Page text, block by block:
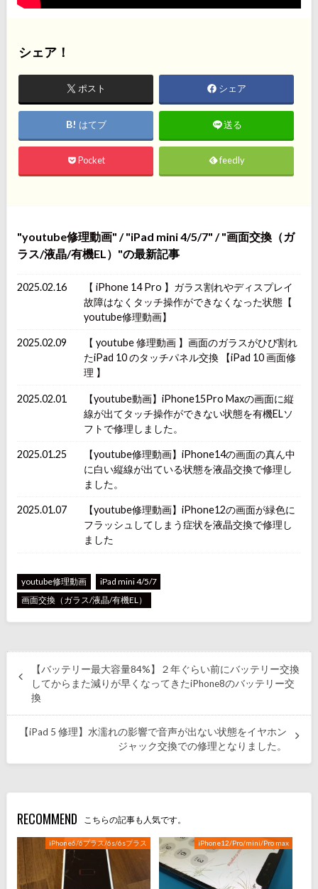
シェア！
ポスト シェア
はてブ 送る
Pocket feedly
youtube修理動画 / iPad mini 4/5/7 / 画面交換（ガ
ラス/液晶/有機EL）
の最新記事
2025.02.16
【 iPhone 14 Pro 】ガラス割れやディスプレイ
故障はなくタッチ操作ができなくなった状態【
youtube修理動画】
2025.02.09
【 youtube 修理動画 】画面のガラスがひび割れ
たiPad 10 のタッチパネル交換 【iPad 10 画面修
理 】
2025.02.01
【youtube動画】iPhone15Pro Maxの画面に縦
線が出てタッチ操作ができない状態を有機ELソ
フトで修理しました。
2025.01.25
【youtube修理動画】iPhone14の画面の真ん中
に白い縦線が出ている状態を液晶交換で修理し
ました。
2025.01.07
【youtube修理動画】iPhone12の画面が緑色に
フラッシュしてしまう症状を液晶交換で修理し
ました
youtube修理動画
iPad mini 4/5/7
画面交換（ガラス/液晶/有機EL）
【バッテリー最大容量84%】２年ぐらい前にバッテリー交換
してからまた減りが早くなってきたiPhone8のバッテリー交
換
【iPad 5 修理】水濡れの影響で音声が出ない状態をイヤホン
ジャック交換での修理となりました。
RECOMMEND こちらの記事も人気です。
iPhone6/6プラス/6s/6sプラス iPhone12/Pro/mini/Pro max